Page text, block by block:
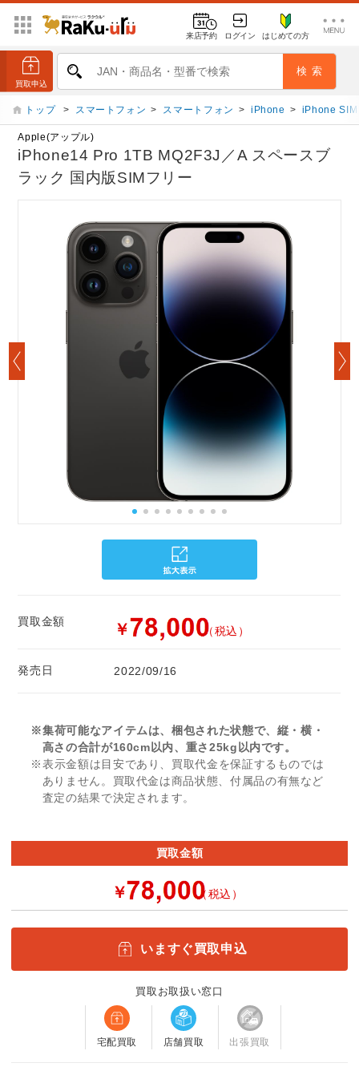
来店予約 ログイン はじめての方
トップ > スマートフォン > スマートフォン > iPhone > iPhone SIM
Apple(アップル)
iPhone14 Pro 1TB MQ2F3J／A スペースブ
ラック 国内版SIMフリー
買取金額 ￥ （税込）
発売日 2022/09/16
※集荷可能なアイテムは、梱包された状態で、縦・横・
高さの合計が160cm以内、重さ25kg以内です。
※表示金額は目安であり、買取代金を保証するものでは
ありません。買取代金は商品状態、付属品の有無など
査定の結果で決定されます。
買取金額
￥ （税込）
いますぐ買取申込
買取お取扱い窓口
宅配買取 店舗買取 出張買取